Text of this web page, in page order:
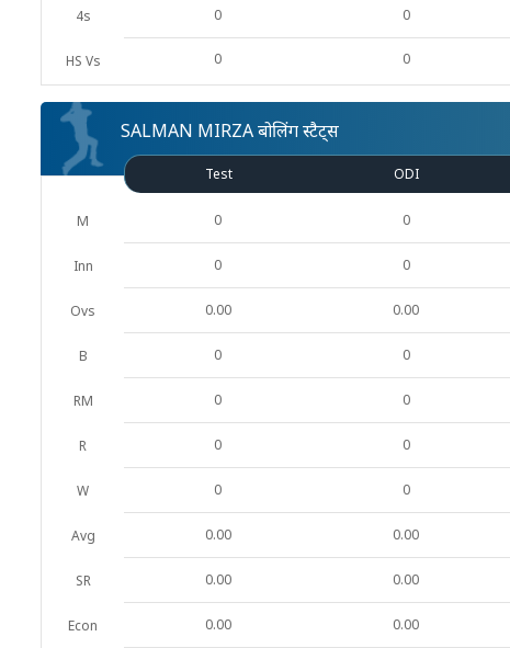
4s
HS Vs
0 0
0 0
SALMAN MIRZA बोलिंग स्टैट्स
M
Inn
Ovs
B
RM
R
W
Avg
SR
Econ
Test ODI
0 0
0 0
0.00 0.00
0 0
0 0
0 0
0 0
0.00 0.00
0.00 0.00
0.00 0.00